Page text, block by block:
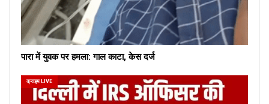
पारा में युवक पर हमला: गाल काटा, केस दर्ज
क्राइम LIVE